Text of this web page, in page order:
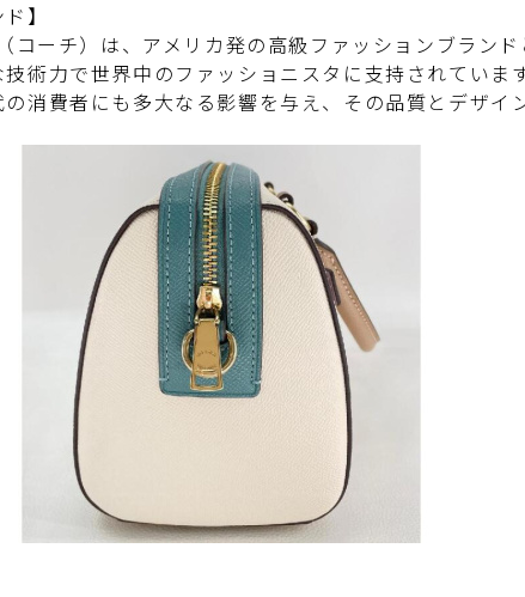
】
コーチ）は、アメリカ発の高級ファッションブラン
技術力で世界中のファッショニスタに支持されていま
の消費者にも多大なる影響を与え、その品質とデザイ